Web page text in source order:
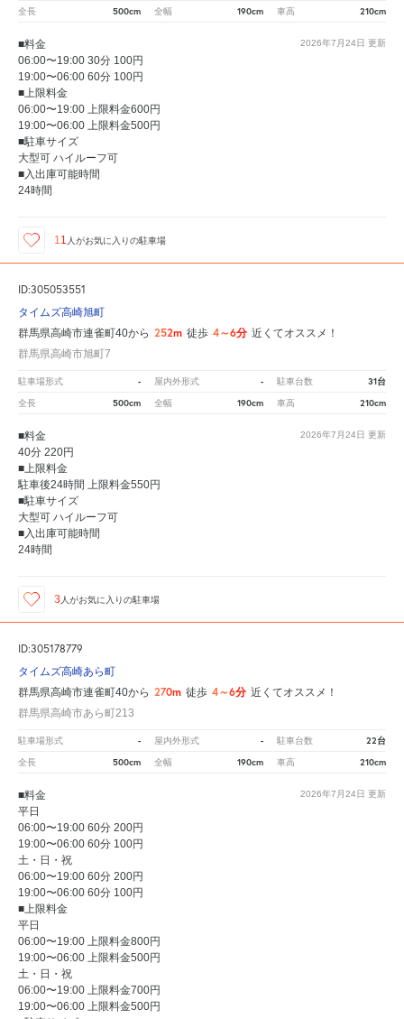
全長 500cm 全幅 190cm 車高 210cm
2026年7月24日 更新
■料金
06:00〜19:00 30分 100円
19:00〜06:00 60分 100円
■上限料金
06:00〜19:00 上限料金600円
19:00〜06:00 上限料金500円
■駐車サイズ
大型可 ハイルーフ可
■入出庫可能時間
24時間
11 人がお気に入りの駐車場
ID:305053551
タイムズ高崎旭町
群馬県高崎市連雀町40から 252m 徒歩 4～6分 近くてオススメ！
群馬県高崎市旭町7
駐車場形式 - 屋内外形式 - 駐車台数 31台
全長 500cm 全幅 190cm 車高 210cm
2026年7月24日 更新
■料金
40分 220円
■上限料金
駐車後24時間 上限料金550円
■駐車サイズ
大型可 ハイルーフ可
■入出庫可能時間
24時間
3人がお気に入りの駐車場
ID:305178779
タイムズ高崎あら町
群馬県高崎市連雀町40から 270m 徒歩 4～6分 近くてオススメ！
群馬県高崎市あら町213
駐車場形式 - 屋内外形式 - 駐車台数 22台
全長 500cm 全幅 190cm 車高 210cm
2026年7月24日 更新
■料金
平日
06:00〜19:00 60分 200円
19:00〜06:00 60分 100円
土・日・祝
06:00〜19:00 60分 200円
19:00〜06:00 60分 100円
■上限料金
平日
06:00〜19:00 上限料金800円
19:00〜06:00 上限料金500円
土・日・祝
06:00〜19:00 上限料金700円
19:00〜06:00 上限料金500円